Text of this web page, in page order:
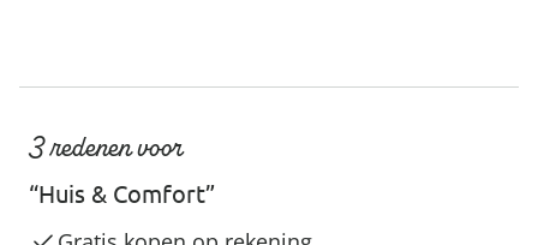
3 redenen voor
“Huis & Comfort”